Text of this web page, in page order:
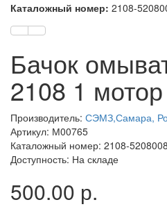
Каталожный номер: 2108-
Бачок
2108 1
Производитель: СЭМЗ,Самара,
Артикул: М00765
Каталожный номер: 2108-
Доступность: На складе
500.00 р.